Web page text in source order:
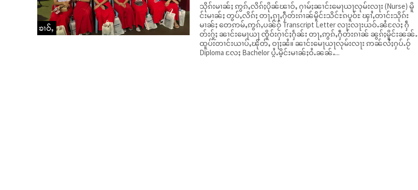
ၶၢဝ်ႇ
သိုၵ်းမၢၼ်ႈ ဢွၵ်ႇလိၵ်ႈပိုၼ်ၽၢဝ်ႇ ႁၢမ်ႈၼၢင်းမေႃယႃလုမ်းလႃး (Nurse) မိူ
င်းမၢၼ်ႈ တွပ်ႇလိၵ်ႈ တႃႇၵႂႃႇႁဵတ်းၵၢၼ်မိူင်းသိင်ႊၵပူဝ်ႊ ၾၢႆႇတၢင်းသိုၵ်း
မၢၼ်ႈ တေဢမ်ႇဢွၵ်ႇပၼ်ဝႂ် Transcript Letter လႃးလႃးယဝ်ႉၼႆလႄႈ ႁဵ
တ်းႁႂ်ႈ ၼၢင်းမေႃယႃ ၸိူဝ်းႁၢင်ႈႁႅၼ်း တႃႇဢွၵ်ႇႁဵတ်းၵၢၼ် ၼွၵ်ႈမိူင်းၼၼ်ႉ
ထူပ်းတၢင်းယၢပ်ႇၽိုတ်ႇ ဝႃႈၼႆ။ ၼၢင်းမေႃယႃလုမ်းလႃး ဢၼ်လႆႈႁပ်ႉဝႂ်
Diploma လႄႈ Bachelor ပွႆႉမိူင်းမၢၼ်ႈဝႆႉၼၼ်ႉ...